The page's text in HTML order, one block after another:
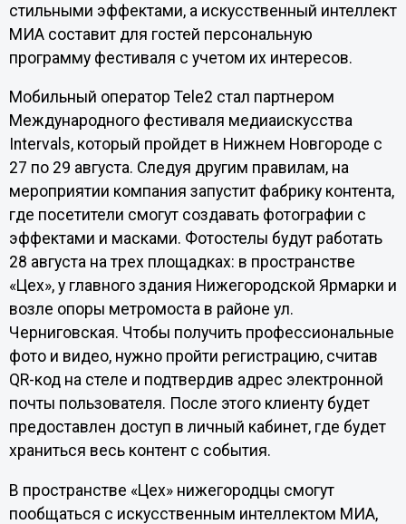
стильными эффектами, а искусственный интеллект
МИА составит для гостей персональную
программу фестиваля с учетом их интересов.
Мобильный оператор Tele2 стал партнером
Международного фестиваля медиаискусства
Intervals, который пройдет в Нижнем Новгороде с
27 по 29 августа. Следуя другим правилам, на
мероприятии компания запустит фабрику контента,
где посетители смогут создавать фотографии с
эффектами и масками. Фотостелы будут работать
28 августа на трех площадках: в пространстве
«Цех», у главного здания Нижегородской Ярмарки и
возле опоры метромоста в районе ул.
Черниговская. Чтобы получить профессиональные
фото и видео, нужно пройти регистрацию, считав
QR-код на стеле и подтвердив адрес электронной
почты пользователя. После этого клиенту будет
предоставлен доступ в личный кабинет, где будет
храниться весь контент с события.
В пространстве «Цех» нижегородцы смогут
пообщаться с искусственным интеллектом МИА,